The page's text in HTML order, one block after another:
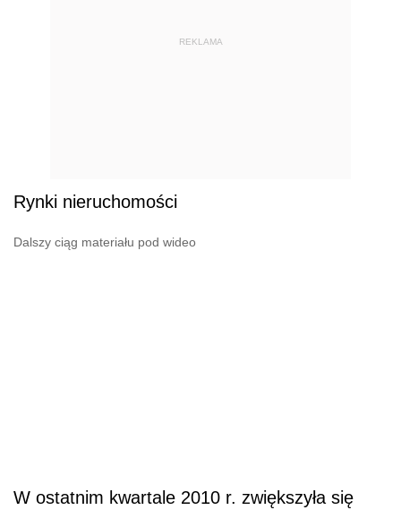
REKLAMA
Rynki nieruchomości
Dalszy ciąg materiału pod wideo
W ostatnim kwartale 2010 r. zwiększyła się